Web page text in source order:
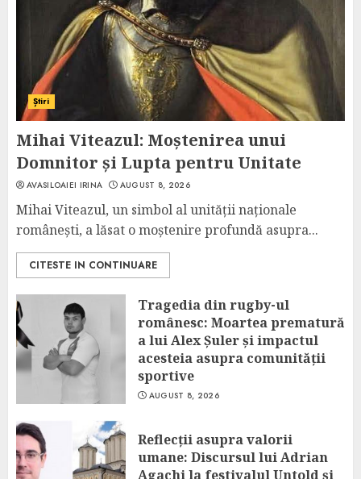
Știri
Mihai Viteazul: Moștenirea unui
Domnitor și Lupta pentru Unitate
AVASILOAIEI IRINA AUGUST 8, 2026
Mihai Viteazul, un simbol al unității naționale
românești, a lăsat o moștenire profundă asupra...
CITESTE IN CONTINUARE
Tragedia din rugby-ul
românesc: Moartea prematură
a lui Alex Șuler și impactul
acesteia asupra comunității
sportive
AUGUST 8, 2026
Reflecții asupra valorii
umane: Discursul lui Adrian
Agachi la festivalul Untold și